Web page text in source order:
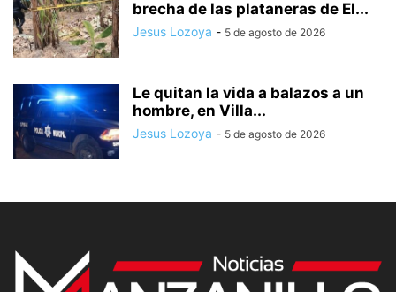
brecha de las plataneras de El...
Jesus Lozoya - 5 de agosto de 2026
Le quitan la vida a balazos a un
hombre, en Villa...
Jesus Lozoya - 5 de agosto de 2026